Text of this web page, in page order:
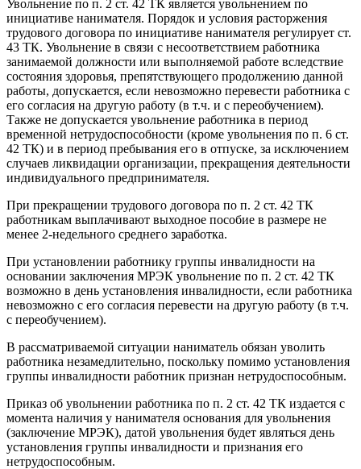
Увольнение по п. 2 ст. 42 ТК является увольнением по
инициативе нанимателя. Порядок и условия расторжения
трудового договора по инициативе нанимателя регулирует ст.
43 ТК. Увольнение в связи с несоответствием работника
занимаемой должности или выполняемой работе вследствие
состояния здоровья, препятствующего продолжению данной
работы, допускается, если невозможно перевести работника с
его согласия на другую работу (в т.ч. и с переобучением).
Также не допускается увольнение работника в период
временной нетрудоспособности (кроме увольнения по п. 6 ст.
42 ТК) и в период пребывания его в отпуске, за исключением
случаев ликвидации организации, прекращения деятельности
индивидуального предпринимателя.
При прекращении трудового договора по п. 2 ст. 42 ТК
работникам выплачивают выходное пособие в размере не
менее 2-недельного среднего заработка.
При установлении работнику группы инвалидности на
основании заключения МРЭК увольнение по п. 2 ст. 42 ТК
возможно в день установления инвалидности, если работника
невозможно с его согласия перевести на другую работу (в т.ч.
с переобучением).
В рассматриваемой ситуации наниматель обязан уволить
работника незамедлительно, поскольку помимо установления
группы инвалидности работник признан нетрудоспособным.
Приказ об увольнении работника по п. 2 ст. 42 ТК издается с
момента наличия у нанимателя основания для увольнения
(заключение МРЭК), датой увольнения будет являться день
установления группы инвалидности и признания его
нетрудоспособным.